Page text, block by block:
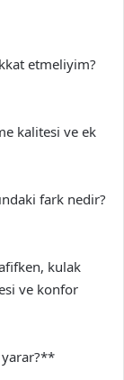
etmeliyim?
kalitesi ve ek
fark nedir?
kulak
ve konfor